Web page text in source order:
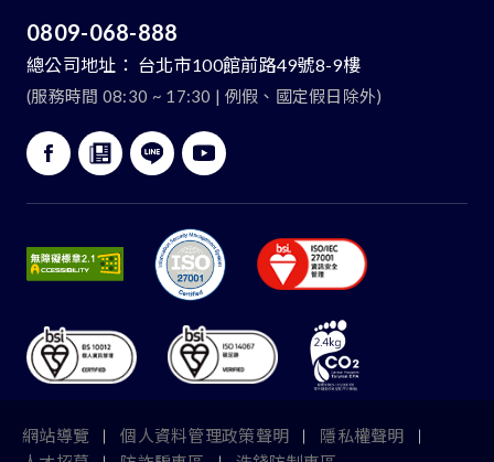
0809-068-888
總公司地址： 台北市100館前路49號8-9樓
(服務時間 08:30 ~ 17:30 | 例假、國定假日除外)
網站導覽 個人資料管理政策聲明
隱私權聲明